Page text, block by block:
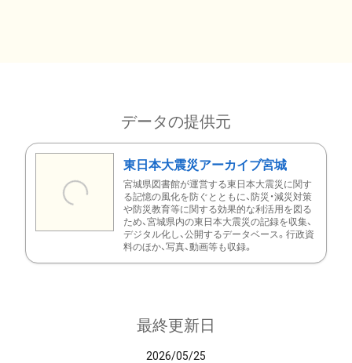
データの提供元
東日本大震災アーカイブ宮城
宮城県図書館が運営する東日本大震災に関す
る記憶の風化を防ぐとともに、防災・減災対策
や防災教育等に関する効果的な利活用を図る
ため、宮城県内の東日本大震災の記録を収集、
デジタル化し、公開するデータベース。行政資
料のほか、写真、動画等も収録。
最終更新日
2026/05/25